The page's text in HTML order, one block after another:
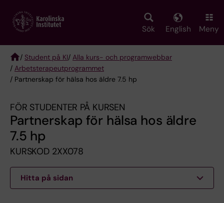
main
Sök English Meny
Breadcrumb
/ Student på KI/ Alla kurs- och programwebbar
/ Arbetsterapeut­programmet
/ Partnerskap för hälsa hos äldre 7.5 hp
FÖR STUDENTER PÅ KURSEN
Partnerskap för hälsa hos äldre
7.5 hp
KURSKOD 2XX078
Hitta på sidan